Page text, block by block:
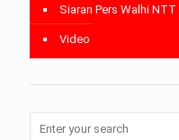
Siaran Pers Walhi NTT
Video